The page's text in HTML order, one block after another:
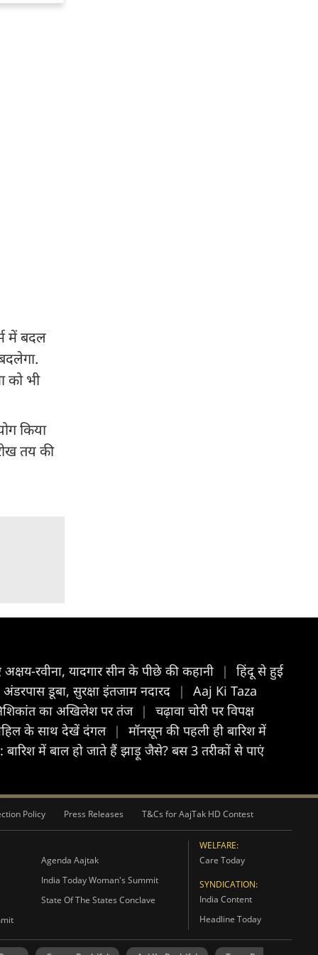
में बदल
को भी
किया
तय की
रवीना, यादगार सीन के पीछे की कहानी |
हिंदू से हुई
डूबा, सुरक्षा इंतजाम नदारद |
Aaj Ki Taza
का अखिलेश पर तंज |
चढ़ावा चोरी पर विपक्ष
के साथ देखें दंगल |
मॉनसून की पहली ही बारिश में
में बाल हो जाते हैं झाड़ू जैसे? बस 3 तरीकों से पाएं
Policy Press Releases T&Cs for AajTak HD Contest
Agenda Aajtak
India Today Woman's Summit
State Of The States Conclave
WELFARE:
Care Today
SYNDICATION:
India Content
Headline Today